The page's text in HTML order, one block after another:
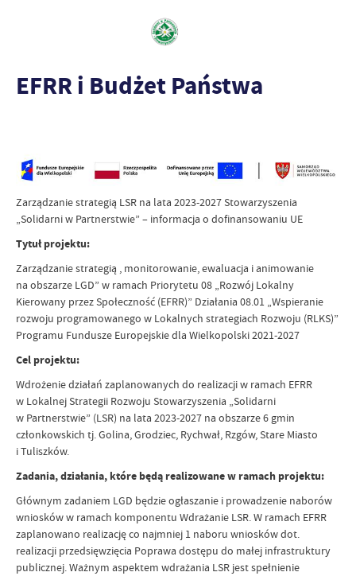
EFRR i Budżet Państwa
Zarządzanie strategią LSR na lata 2023-2027 Stowarzyszenia
„Solidarni w Partnerstwie” – informacja o dofinansowaniu UE
Tytuł projektu:
Zarządzanie strategią , monitorowanie, ewaluacja i animowanie
na obszarze LGD” w ramach Priorytetu 08 „Rozwój Lokalny
Kierowany przez Społeczność (EFRR)” Działania 08.01 „Wspieranie
rozwoju programowanego w Lokalnych strategiach Rozwoju (RLKS)”
Programu Fundusze Europejskie dla Wielkopolski 2021-2027
Cel projektu:
Wdrożenie działań zaplanowanych do realizacji w ramach EFRR
w Lokalnej Strategii Rozwoju Stowarzyszenia „Solidarni
w Partnerstwie” (LSR) na lata 2023-2027 na obszarze 6 gmin
członkowskich tj. Golina, Grodziec, Rychwał, Rzgów, Stare Miasto
i Tuliszków.
Zadania, działania, które będą realizowane w ramach projektu:
Głównym zadaniem LGD będzie ogłaszanie i prowadzenie naborów
wniosków w ramach komponentu Wdrażanie LSR. W ramach EFRR
zaplanowano realizację co najmniej 1 naboru wniosków dot.
realizacji przedsięwzięcia Poprawa dostępu do małej infrastruktury
publicznej. Ważnym aspektem wdrażania LSR jest spełnienie